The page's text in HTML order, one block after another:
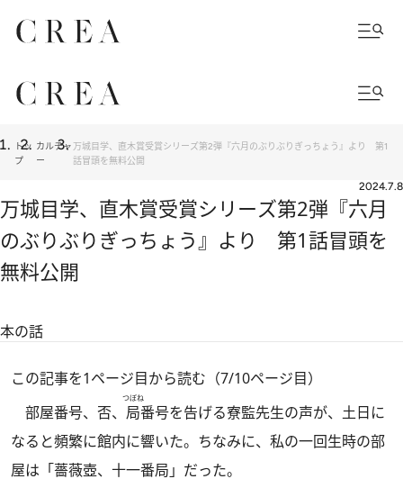
トッ
プ
カルチャ
ー
万城目学、直木賞受賞シリーズ第2弾『六月のぶりぶりぎっちょう』より 第1
話冒頭を無料公開
2024.7.8
万城目学、直木賞受賞シリーズ第2弾『六月
のぶりぶりぎっちょう』より 第1話冒頭を
無料公開
本の話
この記事を1ページ目から読む（7/10ページ目）
部屋番号、否、 局
つぼね
番号を告げる寮監先生の声が、土日に
なると頻繁に館内に響いた。ちなみに、私の一回生時の部
屋は「薔薇壺、十一番局」だった。